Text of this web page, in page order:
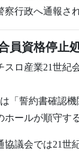
察行政へ通報さ
員資格停止
スロ産業21世紀
「誓約書確認
ホールが順守す
協議会では21世